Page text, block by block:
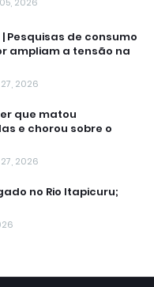
Pesquisas de consumo
ampliam a tensão na
2026
que matou
e chorou sobre o
2026
no Rio Itapicuru;